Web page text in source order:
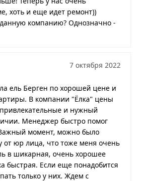
хоть и еще идет ремонт))
компанию? Однозначно -
7 октября 2022
ель Берген по хорошей цене и
В компании "Ёлка" цены
и нужный
Менеджер быстро помог
момент, можно было
от юр лица, что тоже меня очень
в шикарная, очень хорошее
быстрая. Если еще понадобится
только у них. Ждем с